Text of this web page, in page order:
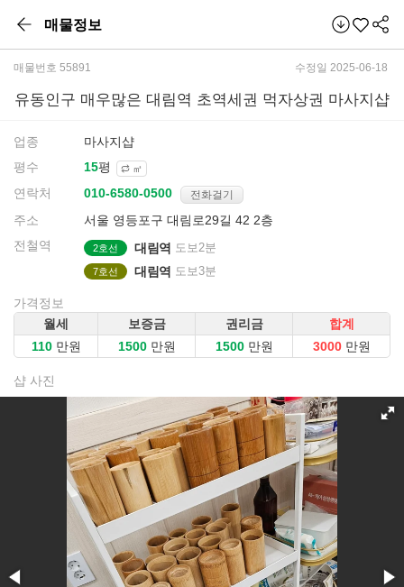
매물정보
매물번호 55891 수정일 2025-06-18
유동인구 매우많은 대림역 초역세권 먹자상권 마사지샵
업종
마사지샵
평수
평 ㎡
연락처 전화걸기
주소
서울 영등포구 대림로29길 42 2층
전철역
2호선 대림역 도보2분
7호선 대림역 도보3분
가격정보
월세
보증금 권리금
합계
만원
만원 만원 만원
샵 사진